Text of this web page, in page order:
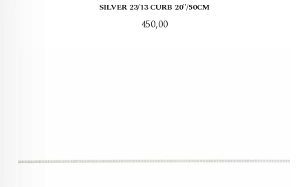
SILVER 23/13 CURB 20"/50CM
Pris
450,00